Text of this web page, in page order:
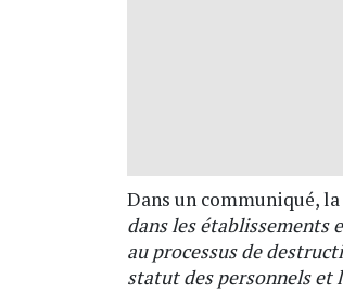
Dans un communiqué, la
dans les établissements
au processus de
statut des personnels